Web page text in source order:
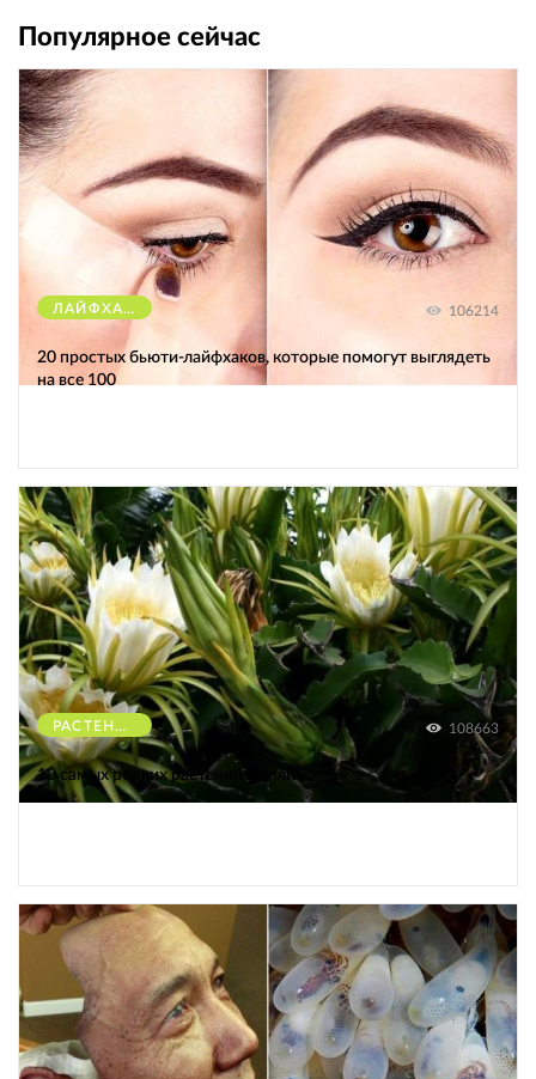
Популярное сейчас
ЛАЙФХАКИ 106214
20 простых бьюти-лайфхаков, которые помогут выглядеть
на все 100
РАСТЕНИЯ 108663
10 самых редких растений Земли